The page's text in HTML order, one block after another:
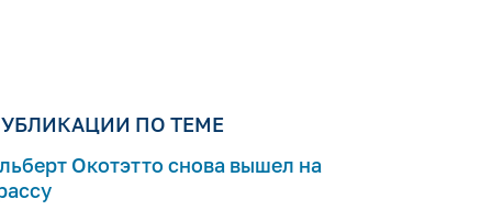
ПО ТЕМЕ
Окотэтто снова вышел на